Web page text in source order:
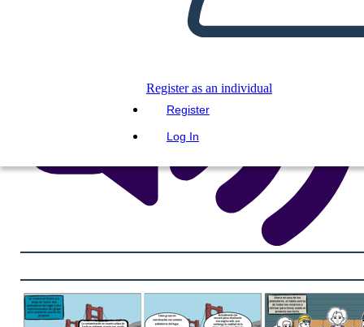
Register as an individual
Register
Log In